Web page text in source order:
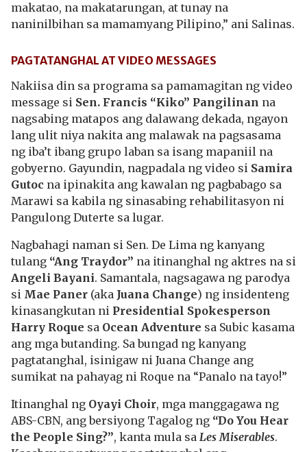
makatao, na makatarungan, at tunay na
naninilbihan sa mamamyang Pilipino,” ani Salinas.
PAGTATANGHAL AT VIDEO MESSAGES
Nakiisa din sa programa sa pamamagitan ng video
message si Sen. Francis “Kiko” Pangilinan na
nagsabing matapos ang dalawang dekada, ngayon
lang ulit niya nakita ang malawak na pagsasama
ng iba’t ibang grupo laban sa isang mapaniil na
gobyerno. Gayundin, nagpadala ng video si Samira
Gutoc na ipinakita ang kawalan ng pagbabago sa
Marawi sa kabila ng sinasabing rehabilitasyon ni
Pangulong Duterte sa lugar.
Nagbahagi naman si Sen. De Lima ng kanyang
tulang “Ang Traydor” na itinanghal ng aktres na si
Angeli Bayani. Samantala, nagsagawa ng parodya
si Mae Paner (aka Juana Change) ng insidenteng
kinasangkutan ni Presidential Spokesperson
Harry Roque sa Ocean Adventure sa Subic kasama
ang mga butanding. Sa bungad ng kanyang
pagtatanghal, isinigaw ni Juana Change ang
sumikat na pahayag ni Roque na “Panalo na tayo!”
Itinanghal ng Oyayi Choir, mga manggagawa ng
ABS-CBN, ang bersiyong Tagalog ng “Do You Hear
the People Sing?”, kanta mula sa Les Miserables.